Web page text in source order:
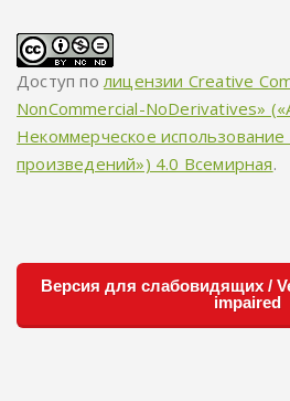
Доступ по лицензии Creative
NonCommercial-NoDerivatives»
Некоммерческое
произведений») 4.0 Всемирная.
Версия для слабовидящих /
impaired